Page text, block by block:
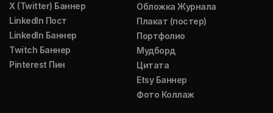
X (Twitter) Баннер
LinkedIn Пост
LinkedIn Баннер
Twitch Баннер
Pinterest Пин
Обложка Журнала
Плакат (постер)
Портфолио
Мудборд
Цитата
Etsy Баннер
Фото Коллаж